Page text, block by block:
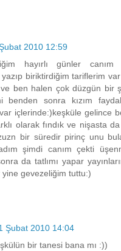
2010 12:59
hayırlı günler
biriktirdiğim tariflerim
ben halen çok düzgün bir
benden sonra kızım
içlerinde:)keşküle gelince
olarak fındık ve nişasta
bir süredir pirinç unu
şimdi canım çekti
da tatlımı yapar
yine gevezeliğim tuttu:)
Şubat 2010 14:04
bir tanesi bana mı :))